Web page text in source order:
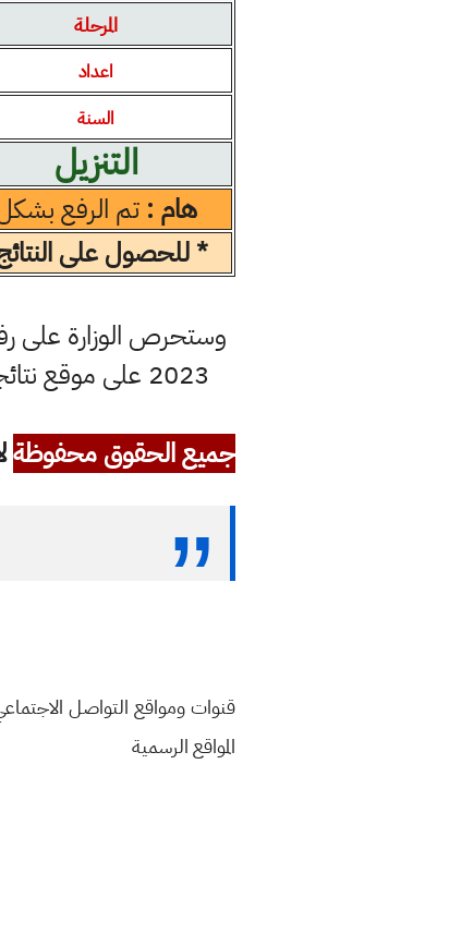
المرحلة
اعداد
السنة
التنزيل
هام : تم الرفع
* للحصول على
وستحرص الوزارة على
2023 على موقع
جميع الحقوق محفوظة
قنوات ومواقع التواصل
المواقع الرسمية